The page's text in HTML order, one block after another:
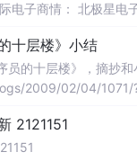
工程专辑： 国际电子商情
十层楼》小结
员的十层楼》，摘抄
2009/02/04/1071/
2121151